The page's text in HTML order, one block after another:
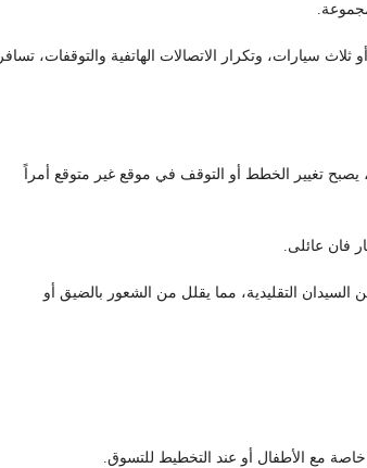
ثلاث سيارات، وتكرار الاتصالات الهاتفية والتوقفات، تسافر
تغيير الخطط أو التوقف في موقع غير متوقع أمراً
فان عائلى.
التقليدية، مما يقلل من الشعور بالضيق أو
خاصة مع الأطفال أو عند التخطيط للتسوق.